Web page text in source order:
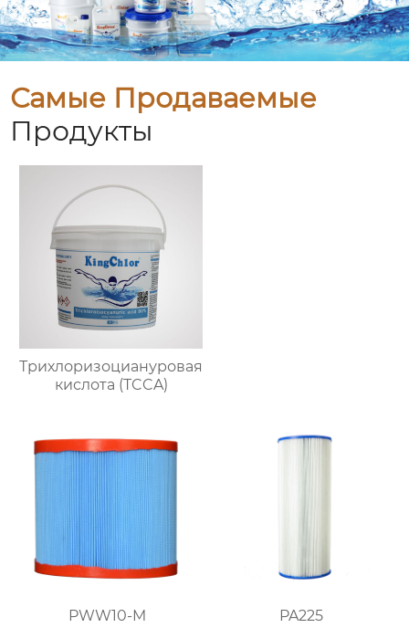
Самые Продаваемые
Продукты
Трихлоризоциануровая
кислота (TCCA)
PWW10-M PA225